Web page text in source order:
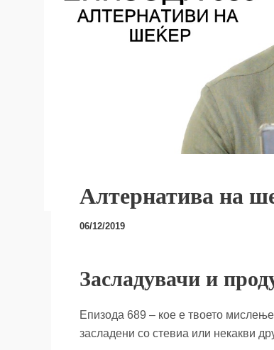
Алтернатива на
06/12/2019
Засладувачи и
Епизода 689 – кое е твоето
засладени со стевиа или некакви